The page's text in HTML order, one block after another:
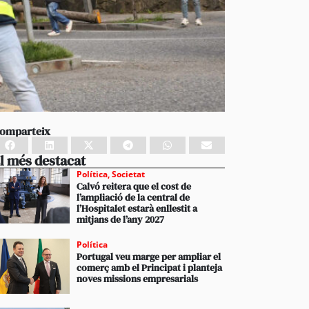
més destacat
Política,Societat
Calvó reitera que el cost de
l’ampliació de la central de
l’Hospitalet estarà enllestit a
mitjans de l’any 2027
Política
Portugal veu marge per ampliar el
comerç amb el Principat i planteja
noves missions empresarials